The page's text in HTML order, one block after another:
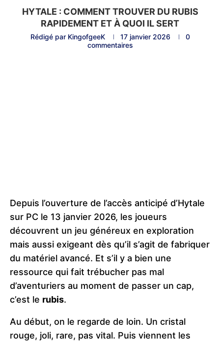
HYTALE : COMMENT TROUVER DU RUBIS
RAPIDEMENT ET À QUOI IL SERT
Rédigé par KingofgeeK 17 janvier 2026
0
commentaires
Depuis l’ouverture de l’accès anticipé d’Hytale
sur PC le 13 janvier 2026, les joueurs
découvrent un jeu généreux en exploration
mais aussi exigeant dès qu’il s’agit de fabriquer
du matériel avancé. Et s’il y a bien une
ressource qui fait trébucher pas mal
d’aventuriers au moment de passer un cap,
c’est le rubis.
Au début, on le regarde de loin. Un cristal
rouge, joli, rare, pas vital. Puis viennent les